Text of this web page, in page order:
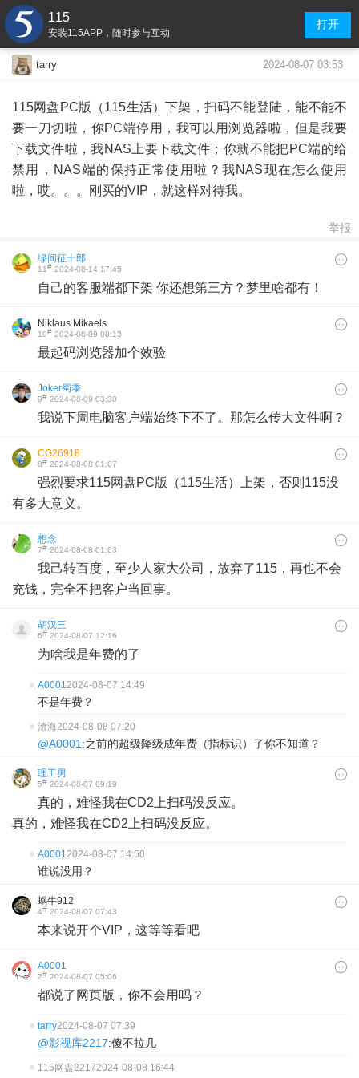
115
安装115APP，随时参与互动
打开
tarry 2024-08-07 03:53
115网盘PC版（115生活）下架，扫码不能登陆，能不能不
要一刀切啦，你PC端停用，我可以用浏览器啦，但是我要
下载文件啦，我NAS上要下载文件；你就不能把PC端的给
禁用，NAS端的保持正常使用啦？我NAS现在怎么使用
啦，哎。。。刚买的VIP，就这样对待我。
举报
绿间征十郎
11# 2024-08-14 17:45
自己的客服端都下架 你还想第三方？梦里啥都有！
Niklaus Mikaels
10# 2024-08-09 08:13
最起码浏览器加个效验
Joker蜀黍
9# 2024-08-09 03:30
我说下周电脑客户端始终下不了。那怎么传大文件啊？
CG26918
8# 2024-08-08 01:07
强烈要求115网盘PC版（115生活）上架，否则115没
有多大意义。
想念
7# 2024-08-08 01:03
我己转百度，至少人家大公司，放弃了115，再也不会
充钱，完全不把客户当回事。
胡汉三
6# 2024-08-07 12:16
为啥我是年费的了
A00012024-08-07 14:49
不是年费？
滄海2024-08-08 07:20
@A0001 :之前的超级降级成年费（指标识）了你不知道？
理工男
5# 2024-08-07 09:19
真的，难怪我在CD2上扫码没反应。
真的，难怪我在CD2上扫码没反应。
A00012024-08-07 14:50
谁说没用？
蜗牛912
4# 2024-08-07 07:43
本来说开个VIP，这等等看吧
A0001
2# 2024-08-07 05:06
都说了网页版，你不会用吗？
tarry2024-08-07 07:39
@影视库2217:傻不拉几
115网盘22172024-08-08 16:44